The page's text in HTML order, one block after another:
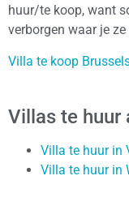
huur/te koop, want
verborgen waar je
Villa te koop
Villas te huur
Villa te huur in
Villa te huur in